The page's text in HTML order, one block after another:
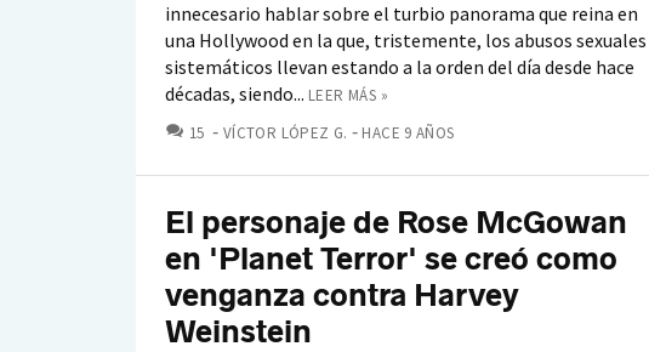
innecesario hablar sobre el turbio panorama que reina en
una Hollywood en la que, tristemente, los abusos sexuales
sistemáticos llevan estando a la orden del día desde hace
décadas, siendo... LEER MÁS »
15 COMENTARIOS
VÍCTOR LÓPEZ G. HACE 9 AÑOS
El personaje de Rose McGowan
en 'Planet Terror' se creó como
venganza contra Harvey
Weinstein